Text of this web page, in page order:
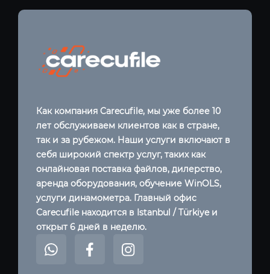
Как компания Carecufile, мы уже более 10
лет обслуживаем клиентов как в стране,
так и за рубежом. Наши услуги включают в
себя широкий спектр услуг, таких как
онлайновая поставка файлов, дилерство,
аренда оборудования, обучение WinOLS,
услуги динамометра. Главный офис
Carecufile находится в Istanbul / Türkiye и
открыт 6 дней в неделю.